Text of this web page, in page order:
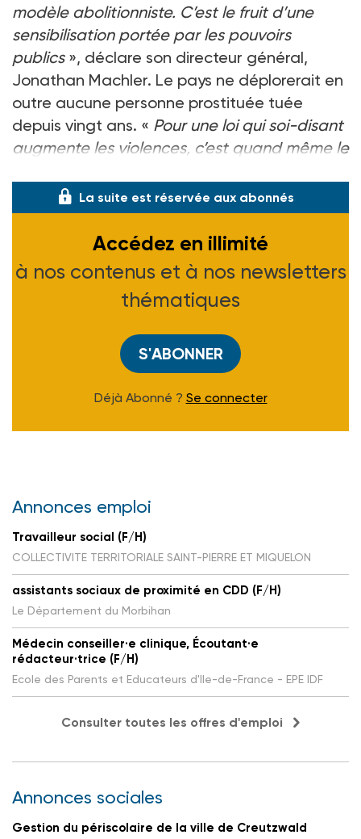
modèle abolitionniste. C’est le fruit d’une
sensibilisation portée par les pouvoirs
publics», déclare son directeur général,
Jonathan Machler. Le pays ne déplorerait en
outre aucune personne prostituée tuée
depuis vingt ans. « Pour une loi qui soi-disant
augmente les violences, c’est quand même le
La suite est réservée aux abonnés
Accédez en illimité
à nos contenus et à nos newsletters
thématiques
S'ABONNER
Déjà Abonné ? Se connecter
Annonces emploi
Travailleur social (F/H)
COLLECTIVITE TERRITORIALE SAINT-PIERRE ET MIQUELON
assistants sociaux de proximité en CDD (F/H)
Le Département du Morbihan
Médecin conseiller·e clinique, Écoutant·e
rédacteur·trice (F/H)
Ecole des Parents et Educateurs d'Ile-de-France - EPE IDF
Consulter toutes les offres d'emploi
Annonces sociales
Gestion du périscolaire de la ville de Creutzwald